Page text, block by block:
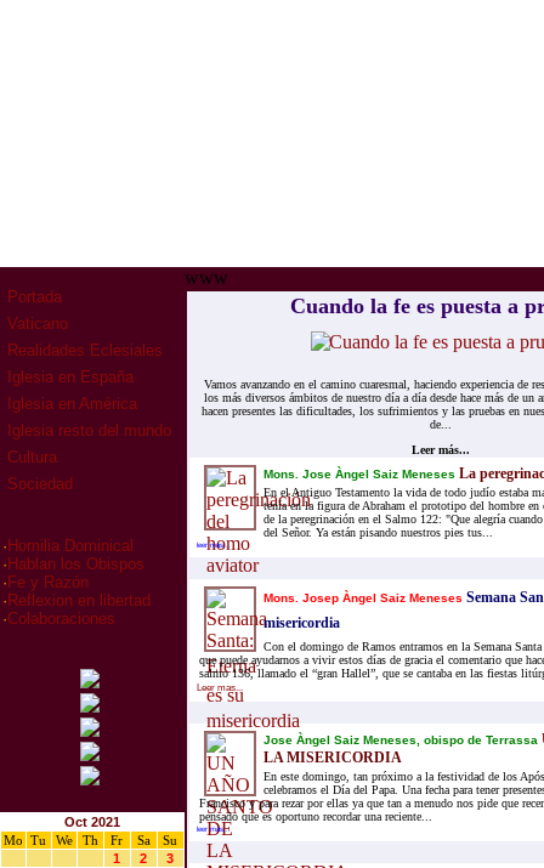
Portada
Vaticano
Realidades Eclesiales
Iglesia en España
Iglesia en América
Iglesia resto del mundo
Cultura
Sociedad
· Homilia Dominical
· Hablan los Obispos
· Fe y Razón
· Reflexion en libertad
·Colaboraciones
Oct 2021
Mo
Tu We Th Fr Sa
Su
1
2
3
www
Cuando la fe es puesta a
Vamos avanzando en el camino cuaresmal, haciendo experiencia de
los más diversos ámbitos de nuestro día a día desde hace más de un
hacen presentes las dificultades, los sufrimientos y las pruebas en
de...
Leer más...
Mons. Jose Àngel Saiz Meneses La
En el Antiguo Testamento la vida de todo judío estaba
tenía en la figura de Abraham el prototipo del hombre
de la peregrinación en el Salmo 122: "Que alegría
del Señor. Ya están pisando nuestros pies tus...
leer mas...
Mons. Josep Àngel Saiz Meneses Semana
misericordia
Con el domingo de Ramos entramos en la Semana
que puede ayudarnos a vivir estos días de gracia el comentario que
salmo 136, llamado el “gran Hallel”, que se cantaba en las fiestas
Leer mas...
Jose Àngel Saiz Meneses, obispo de Terrassa
LA MISERICORDIA
En este domingo, tan próximo a la festividad de los
celebramos el Día del Papa. Una fecha para tener
Francisco y para rezar por ellas ya que tan a menudo nos pide que
pensado que es oportuno recordar una reciente...
leer mas...